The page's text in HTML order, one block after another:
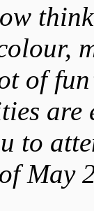
of
to
May